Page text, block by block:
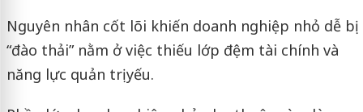
Nguyên nhân cốt lõi khiến doanh nghiệp nhỏ dễ bị
“đào thải” nằm ở việc thiếu lớp đệm tài chính và
năng lực quản trị yếu.